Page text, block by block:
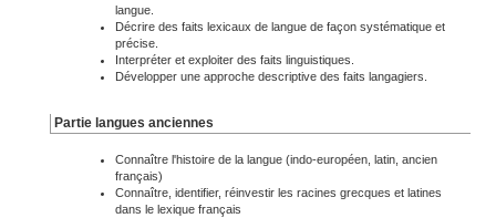
langue.
Décrire des faits lexicaux de langue de façon systématique et
précise.
Interpréter et exploiter des faits linguistiques.
Développer une approche descriptive des faits langagiers.
Partie langues anciennes
Connaître l'histoire de la langue (indo-européen, latin, ancien
français)
Connaître, identifier, réinvestir les racines grecques et latines
dans le lexique français